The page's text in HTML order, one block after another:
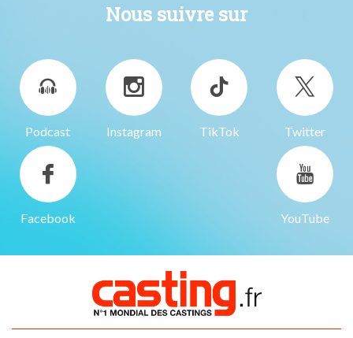
Nous suivre sur
Podcast Instagram TikTok Twitter
Facebook YouTube